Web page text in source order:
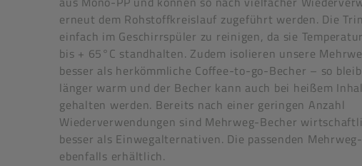
erneut dem Rohstoffkreislauf zugeführt werden. Die
einfach im Geschirrspüler zu reinigen, da sie
bis + 65°C standhalten. Zudem isolieren unsere
besser als herkömmliche Coffee-to-go-Becher – so
länger warm und der Becher kann auch bei heißem
gehalten werden. Bereits nach einer geringen Anzahl
Wiederverwendungen sind Mehrweg-Becher
besser als Einwegalternativen. Die passenden
ebenfalls erhältlich.
Mega-Sale
Eigenschaften: wiederverschließbar
Art der verpackten Lebensmittel: alle Lebensmittel
tiefkühlgeeignet: Ja, -20 °C
spülmaschinengeeignet: Ja, 65 °C, keine
(thermische oder chemothermische Behandlung)
festverschließend: Ja
stapelbar: Ja
flüssigkeitsdicht: Ja